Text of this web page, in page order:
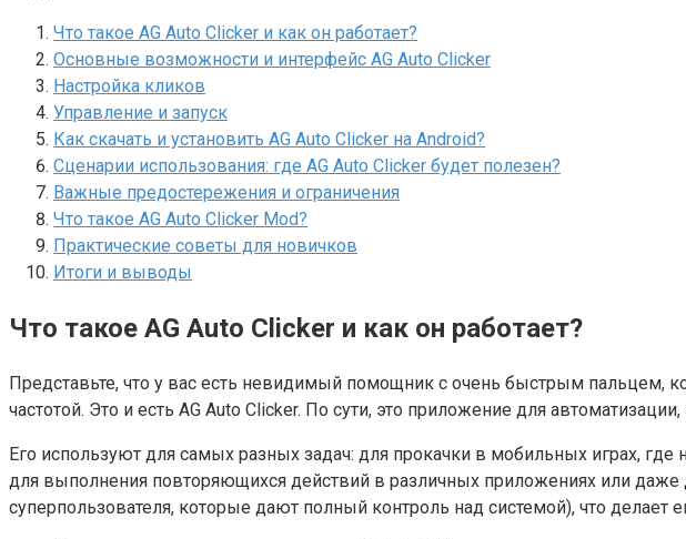
Что такое AG Auto Clicker и как он работает?
Основные возможности и интерфейс AG Auto Clicker
Настройка кликов
Управление и запуск
Как скачать и установить AG Auto Clicker на Android?
Сценарии использования: где AG Auto Clicker будет полезен?
Важные предостережения и ограничения
Что такое AG Auto Clicker Mod?
Практические советы для новичков
Итоги и выводы
Что такое AG Auto Clicker и как он работает?
Представьте, что у вас есть невидимый помощник с очень быстрым пальцем,
частотой. Это и есть AG Auto Clicker. По сути, это приложение для
Его используют для самых разных задач: для прокачки в мобильных играх,
для выполнения повторяющихся действий в различных приложениях или даже
суперпользователя, которые дают полный контроль над системой), что